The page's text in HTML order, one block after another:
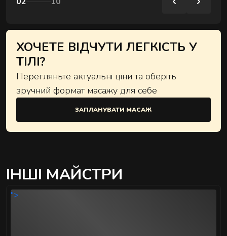
ХОЧЕТЕ ВІДЧУТИ ЛЕГКІСТЬ У
ТІЛІ?
Перегляньте актуальні ціни та оберіть
зручний формат масажу для себе
ЗАПЛАНУВАТИ МАСАЖ
ІНШІ МАЙСТРИ
">